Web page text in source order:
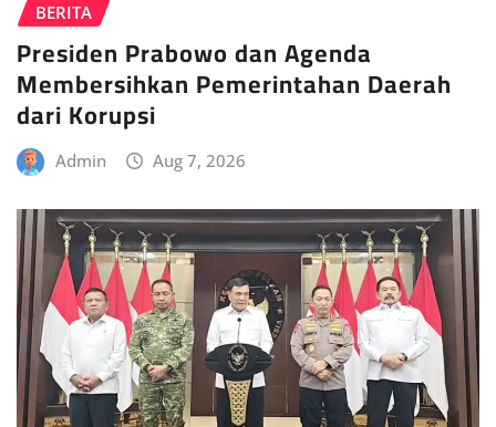
BERITA
Presiden Prabowo dan Agenda
Membersihkan Pemerintahan Daerah
dari Korupsi
Admin Aug 7, 2026